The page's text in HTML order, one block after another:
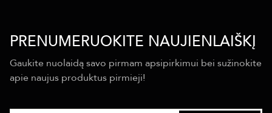
PRENUMERUOKITE NAUJIENLAIŠKĮ
Gaukite nuolaidą savo pirmam apsipirkimui bei sužinokite
apie naujus produktus pirmieji!